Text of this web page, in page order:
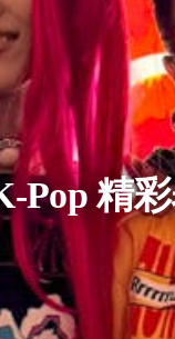
主
目
錄
必
訪
景
點
Pop 精